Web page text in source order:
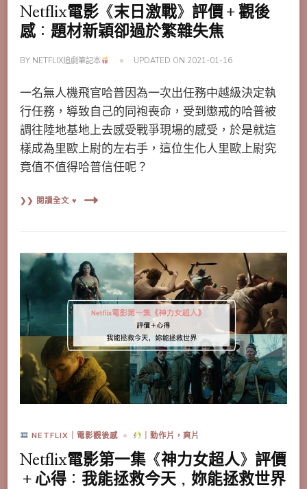
Netflix電影《末日激戰》評價＋觀後
感：題材新穎卻過於繁雜失焦
BY NETFLIX追劇筆記本 UPDATED ON 2021-01-16
一名無人機飛官哈普因為一次出任務中越級決定執
行任務，導致自己的同袍喪命，受到懲戒的哈普被
調往陸地基地上去感受戰爭現場的感受，於是就這
樣成為里歐上尉的左右手，這位生化人里歐上尉究
竟值不值得哈普信任呢？
❯❯ 閱讀全文 ♥
NETFLIX｜電影觀後感 ｜動作片，爽片
Netflix電影第一集《神力女超人》評價
＋心得：我能拯救今天，妳能拯救世界